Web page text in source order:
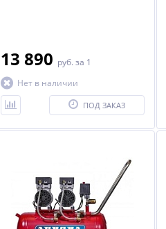
13 890 руб. за 1
Нет в наличии
ПОД ЗАКАЗ